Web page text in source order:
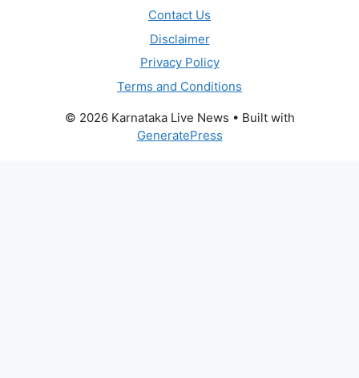
Contact Us
Disclaimer
Privacy Policy
Terms and Conditions
© 2026 Karnataka Live News • Built with
GeneratePress